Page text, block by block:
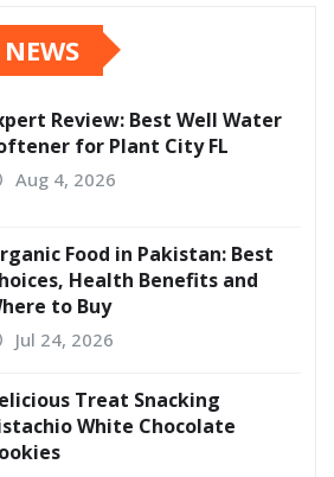
Review: Best Well Water
for Plant City FL
Aug 4, 2026
Food in Pakistan: Best
Health Benefits and
to Buy
Jul 24, 2026
Treat Snacking
White Chocolate